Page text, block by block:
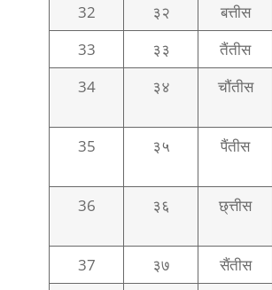
32
३२ बत्तीस
33
३३ तैंतीस
34
३४ चौंतीस
35
३५ पैंतीस
36
३६ छ्त्तीस
37
३७ सैंतीस